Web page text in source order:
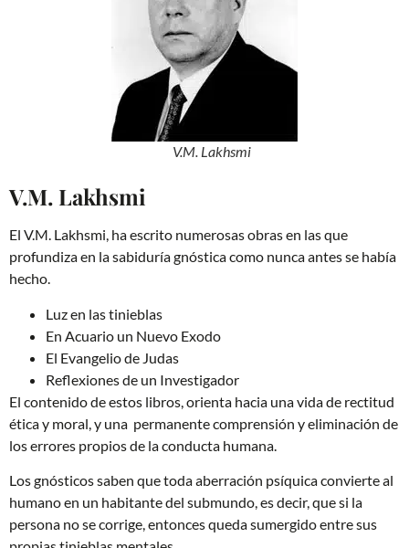
V.M. Lakhsmi
V.M. Lakhsmi
El V.M. Lakhsmi, ha escrito numerosas obras en las que
profundiza en la sabiduría gnóstica como nunca antes se había
hecho.
Luz en las tinieblas
En Acuario un Nuevo Exodo
El Evangelio de Judas
Reflexiones de un Investigador
El contenido de estos libros, orienta hacia una vida de rectitud
ética y moral, y una permanente comprensión y eliminación de
los errores propios de la conducta humana.
Los gnósticos saben que toda aberración psíquica convierte al
humano en un habitante del submundo, es decir, que si la
persona no se corrige, entonces queda sumergido entre sus